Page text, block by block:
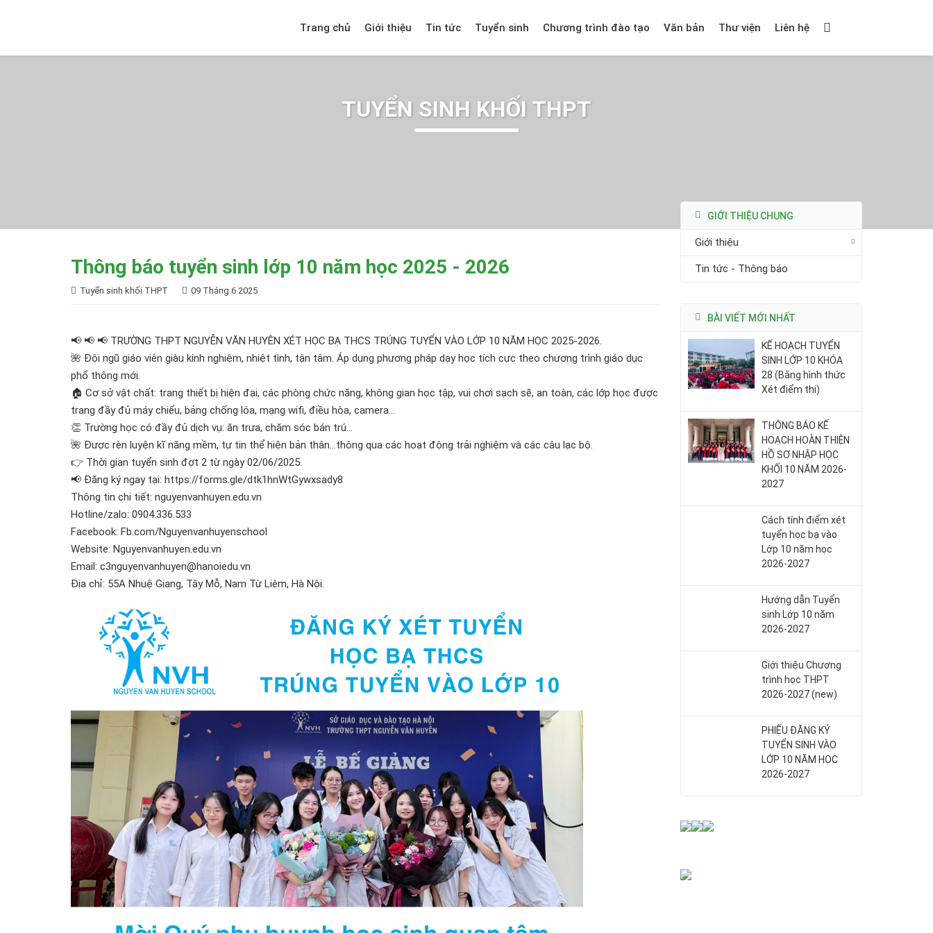
Trang chủ Giới thiệu Tin tức Tuyển sinh Chương trình đào tạo Văn bản Thư viện Liên hệ
TUYỂN SINH KHỐI THPT
Thông báo tuyển sinh lớp 10 năm học 2025 - 2026
Tuyển sinh khối THPT 09 Tháng 6 2025
📢 📢 📢 TRƯỜNG THPT NGUYỄN VĂN HUYÊN XÉT HỌC BẠ THCS TRÚNG TUYỂN VÀO LỚP 10 NĂM HỌC 2025-2026.
🌺 Đội ngũ giáo viên giàu kinh nghiệm, nhiệt tình, tận tâm. Áp dụng phương pháp dạy học tích cực theo chương trình giáo dục
phổ thông mới.
🏠 Cơ sở vật chất: trang thiết bị hiện đại, các phòng chức năng, không gian học tập, vui chơi sạch sẽ, an toàn, các lớp học được
trang đầy đủ máy chiếu, bảng chống lóa, mạng wifi, điều hòa, camera…
👏 Trường học có đầy đủ dịch vụ: ăn trưa, chăm sóc bán trú…
🌺 Được rèn luyện kĩ năng mềm, tự tin thể hiện bản thân…thông qua các hoạt động trải nghiệm và các câu lạc bộ.
👉 Thời gian tuyển sinh đợt 2 từ ngày 02/06/2025.
📢 Đăng ký ngay tại: https://forms.gle/dtk1hnWtGywxsady8
Thông tin chi tiết: nguyenvanhuyen.edu.vn
Hotline/zalo: 0904.336.533
Facebook: Fb.com/Nguyenvanhuyenschool
Website: Nguyenvanhuyen.edu.vn
Email: c3nguyenvanhuyen@hanoiedu.vn
Địa chỉ: 55A Nhuệ Giang, Tây Mỗ, Nam Từ Liêm, Hà Nội.
GIỚI THIỆU CHUNG
Giới thiệu
Tin tức - Thông báo
BÀI VIẾT MỚI NHẤT
KẾ HOẠCH TUYỂN
SINH LỚP 10 KHÓA
28 (Bằng hình thức
Xét điểm thi)
THÔNG BÁO KẾ
HOẠCH HOÀN THIỆN
HỒ SƠ NHẬP HỌC
KHỐI 10 NĂM 2026-
2027
Cách tính điểm xét
tuyển học bạ vào
Lớp 10 năm học
2026-2027
Hướng dẫn Tuyển
sinh Lớp 10 năm
2026-2027
Giới thiệu Chương
trình học THPT
2026-2027 (new)
PHIẾU ĐĂNG KÝ
TUYỂN SINH VÀO
LỚP 10 NĂM HỌC
2026-2027